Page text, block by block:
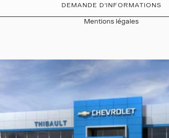
DEMANDE D'INFORMATIONS
Mentions légales